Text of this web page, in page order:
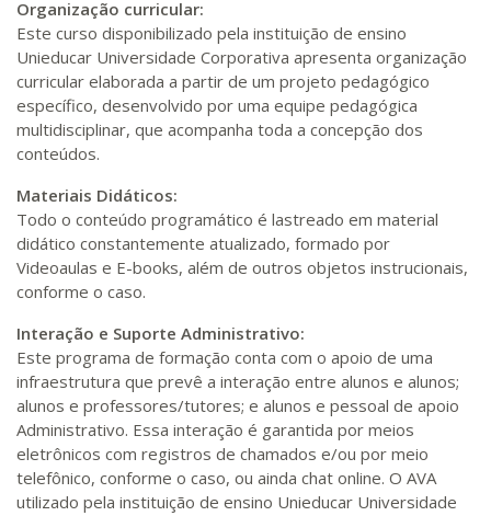
Organização curricular:
Este curso disponibilizado pela instituição de ensino
Unieducar Universidade Corporativa apresenta organização
curricular elaborada a partir de um projeto pedagógico
específico, desenvolvido por uma equipe pedagógica
multidisciplinar, que acompanha toda a concepção dos
conteúdos.
Materiais Didáticos:
Todo o conteúdo programático é lastreado em material
didático constantemente atualizado, formado por
Videoaulas e E-books, além de outros objetos instrucionais,
conforme o caso.
Interação e Suporte Administrativo:
Este programa de formação conta com o apoio de uma
infraestrutura que prevê a interação entre alunos e alunos;
alunos e professores/tutores; e alunos e pessoal de apoio
Administrativo. Essa interação é garantida por meios
eletrônicos com registros de chamados e/ou por meio
telefônico, conforme o caso, ou ainda chat online. O AVA
utilizado pela instituição de ensino Unieducar Universidade